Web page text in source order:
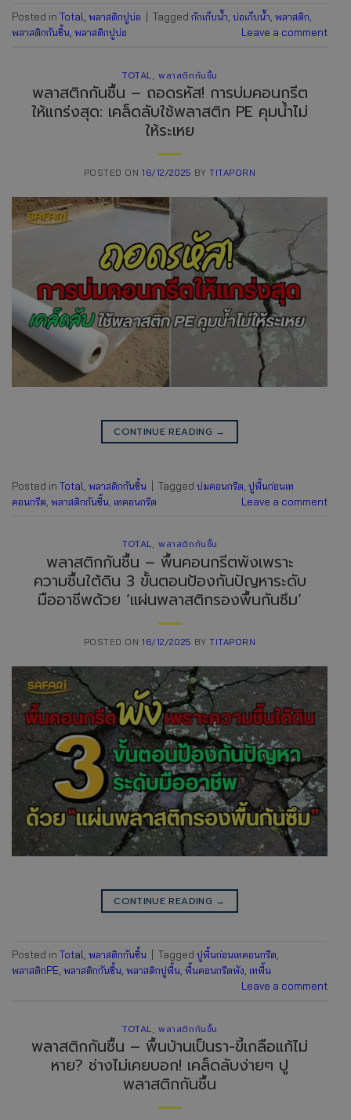
Posted in Total พลาสติกปูบ่อ Tagged กักเก็บน้ำ บ่อเก็บน้ำ พลาสติก
พลาสติกกันชื้น พลาสติกปูบ่อ Leave a comment
TOTAL,พลาสติกกันชื้น
พลาสติกกันชื้น – ถอดรหัส! การบ่มคอนกรีต
ให้แกร่งสุด: เคล็ดลับใช้พลาสติก PE คุมน้ำไม่
ให้ระเหย
POSTED ON16/12/2025 BY TITAPORN
CONTINUE READING →
Posted in Total พลาสติกกันชื้น | Tagged บ่มคอนกรีต ปูพื้นก่อนเท
คอนกรีต พลาสติกกันชื้น เทคอนกรีต Leave a comment
TOTAL,พลาสติกกันชื้น
พลาสติกกันชื้น – พื้นคอนกรีตพังเพราะ
ความชื้นใต้ดิน 3 ขั้นตอนป้องกันปัญหาระดับ
มืออาชีพด้วย ‘แผ่นพลาสติกรองพื้นกันซึม’
POSTED ON16/12/2025 BY TITAPORN
CONTINUE READING →
Posted in Total พลาสติกกันชื้น Tagged ปูพื้นก่อนเทคอนกรีต
พลาสติกPE พลาสติกกันชื้น พลาสติกปูพื้น พื้นคอนกรีตพัง เทพื้น
Leave a comment
TOTAL,พลาสติกกันชื้น
พลาสติกกันชื้น – พื้นบ้านเป็นรา-ขี้เกลือแก้ไม่
หาย? ช่างไม่เคยบอก! เคล็ดลับง่ายๆ ปู
พลาสติกกันชื้น